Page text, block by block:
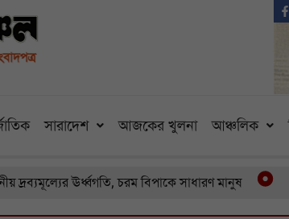
সারাদেশ আজকের খুলনা আঞ্চলিক
চরম বিপাকে সাধারণ মানুষ টানা বর্ষায়